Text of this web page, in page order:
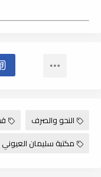
النحو والصرف
مكتبة سليمان العيوني